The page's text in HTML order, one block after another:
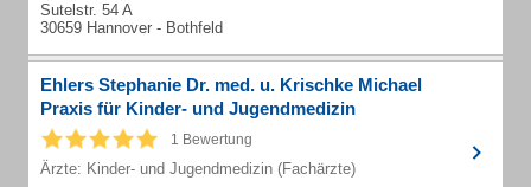
Sutelstr. 54 A
30659 Hannover - Bothfeld
Ehlers Stephanie Dr. med. u. Krischke Michael
Praxis für Kinder- und Jugendmedizin
1 Bewertung
Ärzte: Kinder- und Jugendmedizin (Fachärzte)